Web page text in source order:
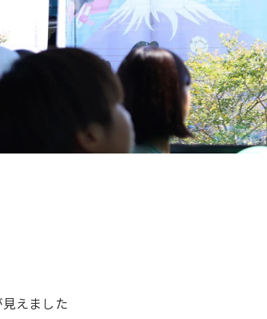
えました